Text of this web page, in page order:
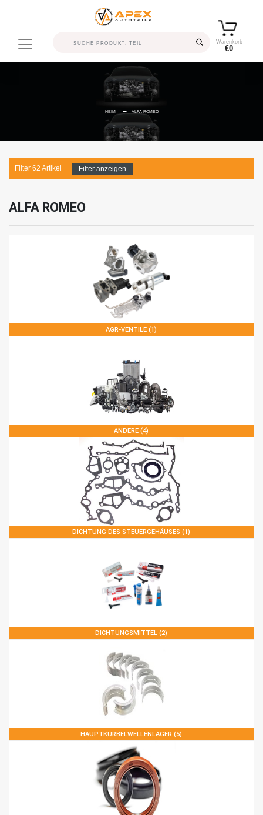
Warenkorb
€0
HEIM ALFA ROMEO
Filter 62 Artikel Filter anzeigen
ALFA ROMEO
AGR-VENTILE (1)
ANDERE (4)
DICHTUNG DES STEUERGEHÄUSES (1)
DICHTUNGSMITTEL (2)
HAUPTKURBELWELLENLAGER (5)